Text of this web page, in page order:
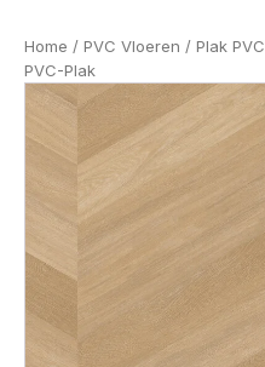
Home / PVC Vloeren / Plak PVC
PVC-Plak